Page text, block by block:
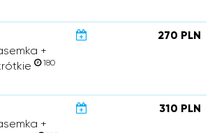
+
180
270 PLN
+
310 PLN